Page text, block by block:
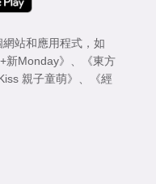
站和應用程式，如
新Monday》 、
《東方
親子童萌》 、
《經